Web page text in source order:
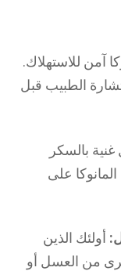
آمن للاستهلاك.
الطبيب قبل
بالسكر
على
أولئك الذين
من العسل أو